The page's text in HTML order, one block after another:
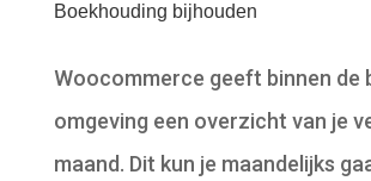
Boekhouding bijhouden
Woocommerce geeft binnen de
omgeving een overzicht van je
maand. Dit kun je maandelijks